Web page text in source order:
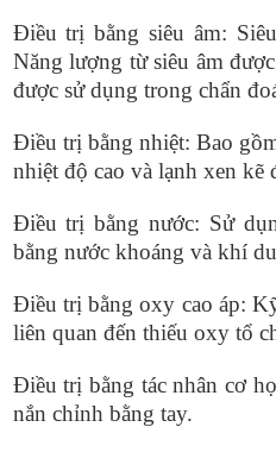
Điều trị bằng siêu âm:
Năng lượng từ siêu âm
được sử dụng trong chẩn
Điều trị bằng nhiệt: Bao
nhiệt độ cao và lạnh xen kẽ
Điều trị bằng nước: Sử
bằng nước khoáng và khí
Điều trị bằng oxy cao áp:
liên quan đến thiếu oxy tổ
Điều trị bằng tác nhân cơ
nắn chỉnh bằng tay.